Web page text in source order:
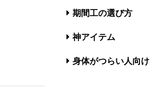
期間工の選び方
神アイテム
身体がつらい人向け